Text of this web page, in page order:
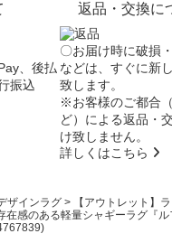
、後払
振込
返品・交換に
〇お届け時に破損
などは、すぐに新
致します。
※お客様のご都合
ど）による返品・
け致しません。
詳しくはこちら
ザインラグ>
【アウトレット】
在感のある軽量シャギーラグ『